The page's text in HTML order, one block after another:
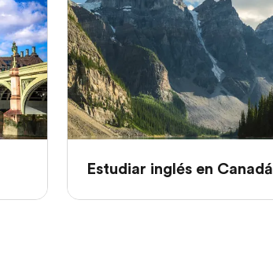
Estudiar inglés en Canadá